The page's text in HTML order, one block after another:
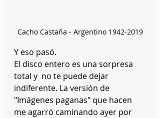
Cacho Castaña - Argentino 1942-2019
Y eso pasó.
El disco entero es una sorpresa
total y  no te puede dejar
indiferente. La versión de
"Imágenes paganas" que hacen
me agarró caminando ayer por